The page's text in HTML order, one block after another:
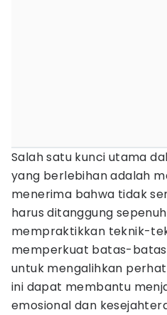
Salah satu kunci utama
yang berlebihan adalah
menerima bahwa tidak
harus ditanggung
mempraktikkan teknik-
memperkuat batas-
untuk mengalihkan
ini dapat membantu
emosional dan